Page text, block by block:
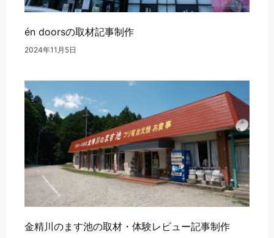
én doorsの取材記事制作
2024年11月5日
金精川のます池の取材・体験レビュー記事制作